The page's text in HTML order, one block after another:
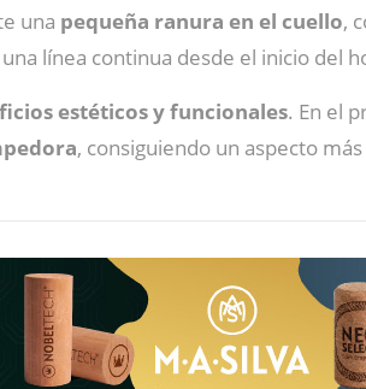
una pequeña ranura en el cuello,
línea continua desde el inicio del
estéticos y funcionales. En el
, consiguiendo un aspecto